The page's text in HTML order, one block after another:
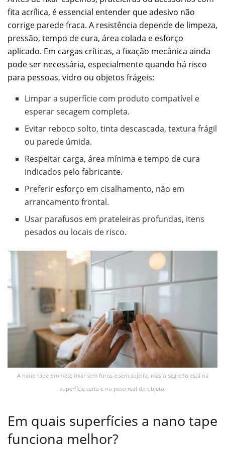
fita acrílica, é essencial entender que adesivo não
corrige parede fraca. A resistência depende de limpeza,
pressão, tempo de cura, área colada e esforço
aplicado. Em cargas críticas, a fixação mecânica ainda
pode ser necessária, especialmente quando há risco
para pessoas, vidro ou objetos frágeis:
Limpar a superfície com produto compatível e
esperar secagem completa.
Evitar reboco solto, tinta descascada, textura frágil
ou parede úmida.
Respeitar carga, área mínima e tempo de cura
indicados pelo fabricante.
Preferir esforço em cisalhamento, não em
arrancamento frontal.
Usar parafusos em prateleiras profundas, itens
pesados ou locais de risco.
A nano tape promete fixar sem furos e sem sujeira, mas o segredo está na
superfície certa e no peso real do objeto.
Em quais superfícies a nano tape
funciona melhor?